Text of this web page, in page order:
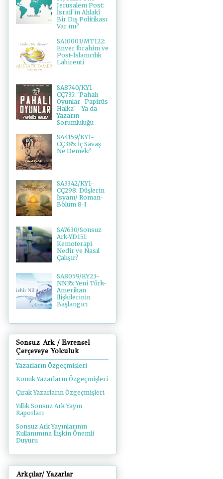
Jerusalem Post:
İsrail'in Ahlakî
Bir Dış Politikası
Var mı?
SA10003/MT122:
Enver İbrahim ve
Post-İslamcılık
Labirenti
SA8740/KY1-
CÇ735: 'Pahalı
Oyunlar- Papirüs
Halka' - Ya da
Yazarın
Sorumluluğu-
SA4159/KY1-
CÇ385: İç Savaş
Ne Demek?
SA3342/KY1-
CÇ298: Düşlerin
İsyanı/ Roman-
Bölüm 8-I
SA7630/Sonsuz
Ark-YD151:
Kemoterapi
Nedir ve Nasıl
Çalışır?
SA8059/KY23-
NN35: Yeni Türk-
Amerikan
İlişkilerinin
Başlangıcı
Sonsuz Ark / Evrensel
Çerçeveye Yolculuk
Yazarların Özgeçmişleri
Konuk Yazarların Özgeçmişleri
Çırak Yazarların Özgeçmişleri
Yıllık Sonsuz Ark Yayın
Raporları
Sonsuz Ark Yayınlarının
Kullanımına İlişkin Önemli
Duyuru
Arkçılar/ Yazarlar